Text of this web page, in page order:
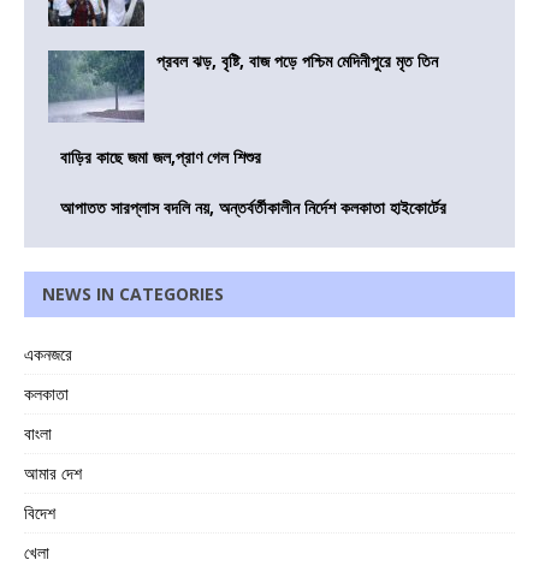
প্রবল ঝড়, বৃষ্টি, বাজ পড়ে পশ্চিম মেদিনীপুরে মৃত তিন
বাড়ির কাছে জমা জল,প্রাণ গেল শিশুর
আপাতত সারপ্লাস বদলি নয়, অন্তর্বর্তীকালীন নির্দেশ কলকাতা হাইকোর্টের
NEWS IN CATEGORIES
একনজরে
কলকাতা
বাংলা
আমার দেশ
বিদেশ
খেলা